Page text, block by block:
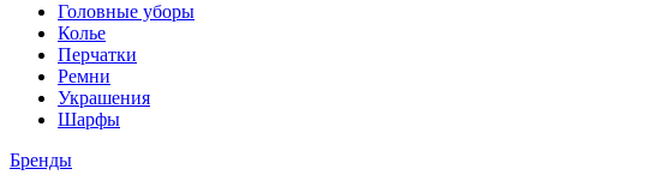
Головные уборы
Колье
Перчатки
Ремни
Украшения
Шарфы
Бренды